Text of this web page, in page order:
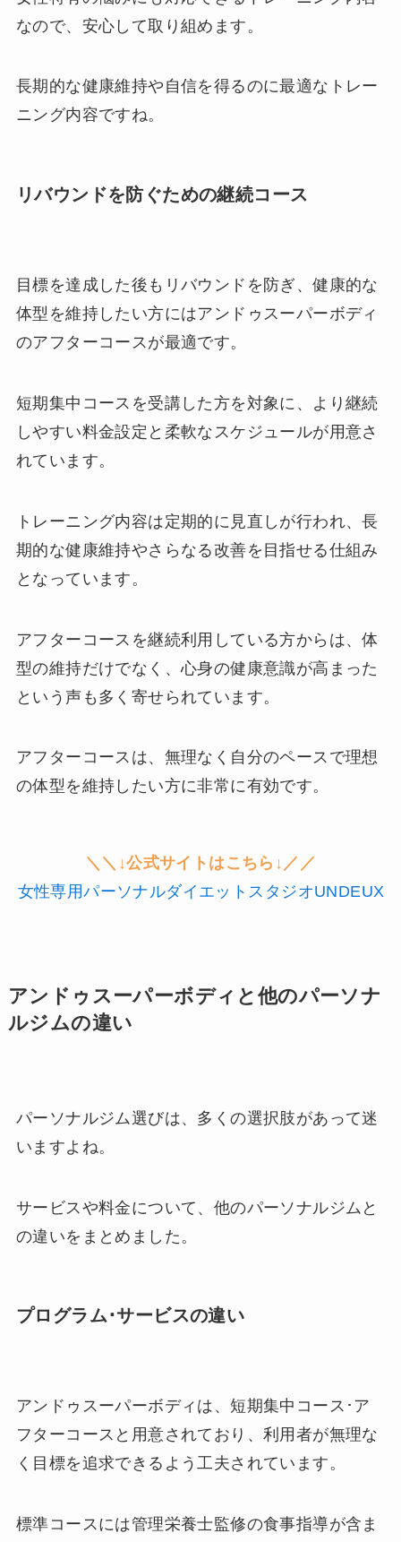
なので、安心して取り組めます。
長期的な健康維持や自信を得るのに最適なトレー
ニング内容ですね。
リバウンドを防ぐための継続コース
目標を達成した後もリバウンドを防ぎ、健康的な
体型を維持したい方にはアンドゥスーパーボディ
のアフターコースが最適です。
短期集中コースを受講した方を対象に、より継続
しやすい料金設定と柔軟なスケジュールが用意さ
れています。
トレーニング内容は定期的に見直しが行われ、長
期的な健康維持やさらなる改善を目指せる仕組み
となっています。
アフターコースを継続利用している方からは、体
型の維持だけでなく、心身の健康意識が高まった
という声も多く寄せられています。
アフターコースは、無理なく自分のペースで理想
の体型を維持したい方に非常に有効です。
＼＼↓公式サイトはこちら↓／／
女性専用パーソナルダイエットスタジオUNDEUX
アンドゥスーパーボディと他のパーソナ
ルジムの違い
パーソナルジム選びは、多くの選択肢があって迷
いますよね。
サービスや料金について、他のパーソナルジムと
の違いをまとめました。
プログラム･サービスの違い
アンドゥスーパーボディは、短期集中コース･ア
フターコースと用意されており、利用者が無理な
く目標を追求できるよう工夫されています。
標準コースには管理栄養士監修の食事指導が含ま